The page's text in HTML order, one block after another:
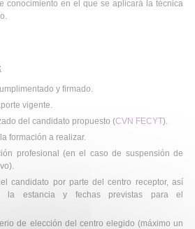
conocimiento en el que se aplicará la técnica
y firmado.
vigente.
del candidato propuesto (CVN FECYT).
formación a realizar.
profesional (en el caso de suspensión de
candidato por parte del centro receptor, así
la estancia y fechas previstas para el
de elección del centro elegido (máximo un